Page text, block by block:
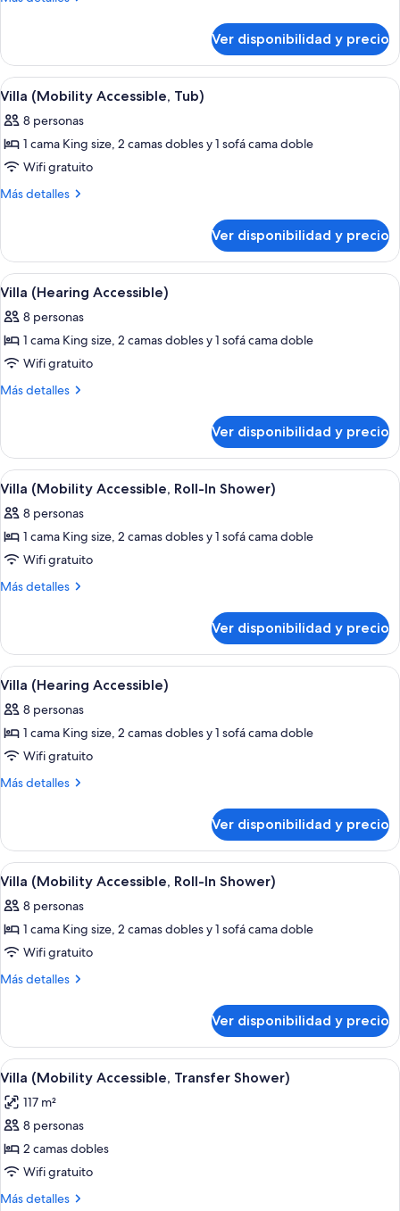
Roll-
In
Shower)
(Mobility
Accessible,
Roll-
Shower)
Ver disponibilidad y precio
Ver
todas
las
fotos
de
Villa
Tub)
Habitación de hotel con una mesa
6
Villa (Mobility Accessible, Tub)
8 personas
1 cama King size, 2 camas dobles y 1 sofá cama doble
Wifi gratuito
Más detalles
Más
(Mobility
Accessible,
Tub)
Ver disponibilidad y precio
Ver
todas
las
fotos
de
Villa
Habitación de hotel con una mesa
6
Villa (Hearing Accessible)
8 personas
1 cama King size, 2 camas dobles y 1 sofá cama doble
Wifi gratuito
Más detalles
Más
(Hearing
Accessible)
Ver disponibilidad y precio
Ver
todas
las
fotos
de
Villa
Roll-
In
Shower)
Habitación de hotel con una mesa
6
Villa (Mobility Accessible, Roll-In Shower)
8 personas
1 cama King size, 2 camas dobles y 1 sofá cama doble
Wifi gratuito
Más detalles
Más
(Mobility
Accessible,
Roll-
Shower)
Ver disponibilidad y precio
Ver
todas
las
fotos
de
Villa
Comedor de hotel con una mesa de
4
Villa (Hearing Accessible)
8 personas
1 cama King size, 2 camas dobles y 1 sofá cama doble
Wifi gratuito
Más detalles
Más
(Hearing
Accessible)
Ver disponibilidad y precio
Ver
todas
las
fotos
de
Villa
Roll-
In
Shower)
Comedor de hotel con una mesa de
3
Villa (Mobility Accessible, Roll-In Shower)
8 personas
1 cama King size, 2 camas dobles y 1 sofá cama doble
Wifi gratuito
Más detalles
Más
(Mobility
Accessible,
Roll-
Shower)
Ver disponibilidad y precio
Ver
todas
las
fotos
de
Villa
(Mobility
Comedor de hotel con una mesa de
3
Villa (Mobility Accessible, Transfer Shower)
117 m²
8 personas
2 camas dobles
Wifi gratuito
Más detalles
Más